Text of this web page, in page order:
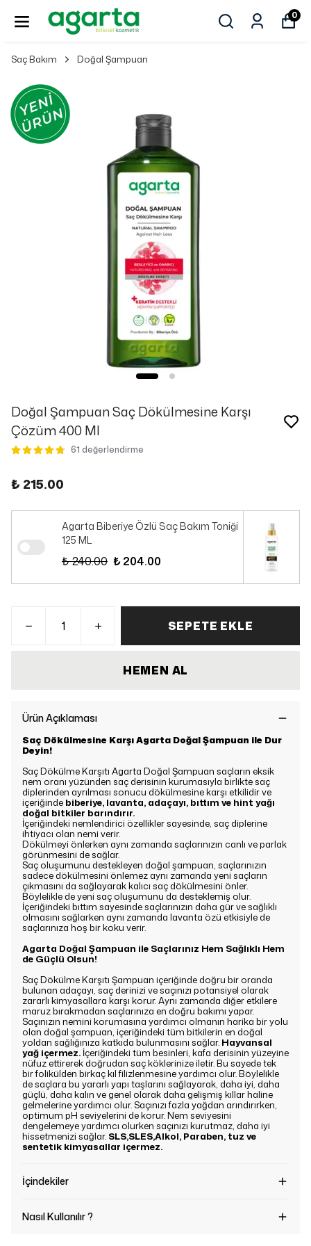
0
Saç Bakım Doğal Şampuan
Doğal Şampuan Saç Dökülmesine Karşı
Çözüm 400 Ml
61 değerlendirme
₺ 215.00
Agarta Biberiye Özlü Saç Bakım Toniği
125 ML
₺ 240.00 ₺ 204.00
SEPETE EKLE
HEMEN AL
Ürün Açıklaması
Saç Dökülmesine Karşı Agarta Doğal Şampuan ile Dur
Deyin!
Saç Dökülme Karşıtı Agarta Doğal Şampuan saçların eksik
nem oranı yüzünden saç derisinin kurumasıyla birlikte saç
diplerinden ayrılması sonucu dökülmesine karşı etkilidir ve
içeriğinde biberiye, lavanta, adaçayı, bıttım ve hint yağı
doğal bitkiler barındırır.
İçeriğindeki nemlendirici özellikler sayesinde, saç diplerine
ihtiyacı olan nemi verir.
Dökülmeyi önlerken aynı zamanda saçlarınızın canlı ve parlak
görünmesini de sağlar.
Saç oluşumunu destekleyen doğal şampuan, saçlarınızın
sadece dökülmesini önlemez aynı zamanda yeni saçların
çıkmasını da sağlayarak kalıcı saç dökülmesini önler.
Böylelikle de yeni saç oluşumunu da desteklemiş olur.
İçeriğindeki bıttım sayesinde saçlarınızın daha gür ve sağlıklı
olmasını sağlarken aynı zamanda lavanta özü etkisiyle de
saçlarınıza hoş bir koku verir.
Agarta Doğal Şampuan ile Saçlarınız Hem Sağlıklı Hem
de Güçlü Olsun!
Saç Dökülme Karşıtı Şampuan içeriğinde doğru bir oranda
bulunan adaçayı, saç derinizi ve saçınızı potansiyel olarak
zararlı kimyasallara karşı korur. Aynı zamanda diğer etkilere
maruz bırakmadan saçlarınıza en doğru bakımı yapar.
Saçınızın nemini korumasına yardımcı olmanın harika bir yolu
olan doğal şampuan, içeriğindeki tüm bitkilerin en doğal
yoldan sağlığınıza katkıda bulunmasını sağlar. Hayvansal
yağ içermez. İçeriğindeki tüm besinleri, kafa derisinin yüzeyine
nüfuz ettirerek doğrudan saç köklerinize iletir. Bu sayede tek
bir folikülden birkaç kıl filizlenmesine yardımcı olur. Böylelikle
de saçlara bu yararlı yapı taşlarını sağlayarak, daha iyi, daha
güçlü, daha kalın ve genel olarak daha gelişmiş kıllar haline
gelmelerine yardımcı olur. Saçınızı fazla yağdan arındırırken,
optimum pH seviyelerini de korur. Nem seviyesini
dengelemeye yardımcı olurken saçınızı kurutmaz, daha iyi
hissetmenizi sağlar. SLS,SLES,Alkol, Paraben, tuz ve
sentetik kimyasallar içermez.
İçindekiler
Nasıl Kullanılır ?